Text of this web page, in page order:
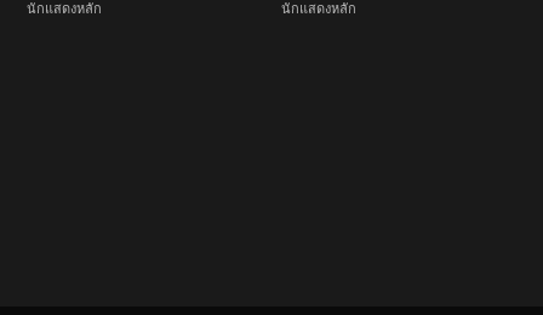
นักแสดงหลัก นักแสดงหลัก